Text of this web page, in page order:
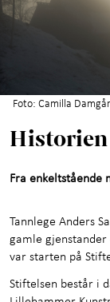
Norsk
Skole
Om
Foto: Camilla
Fra enkeltstående
Tannlege Anders
gamle
var starten på
Stiftelsen består i